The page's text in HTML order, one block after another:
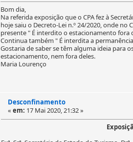
Bom dia,
Na referida exposição que o CPA fez à
hoje saiu o Decreto-Lei n.º 24/2020, onde
presente " É interdito o estacionamento fora
Continua também " É interdita a
Gostaria de saber se têm alguma ideia para
estacionamento, nem fora deles.
Maria Lourenço
Desconfinamento
« em: 17 Mai 2020, 21:32 »